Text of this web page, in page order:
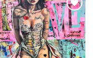
Adicionar
ao
Wishlist